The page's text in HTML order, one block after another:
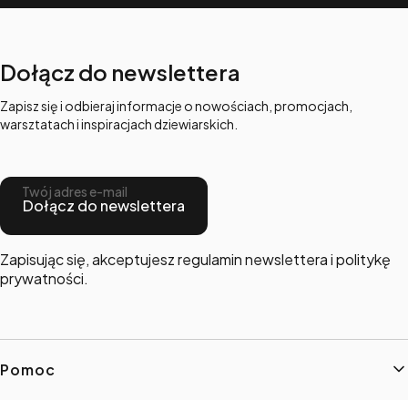
Dołącz do newslettera
Zapisz się i odbieraj informacje o nowościach, promocjach,
warsztatach i inspiracjach dziewiarskich.
Twój adres e-mail
Dołącz do newslettera
Zapisując się, akceptujesz regulamin newslettera i politykę
prywatności.
Linki w stopce
Pomoc